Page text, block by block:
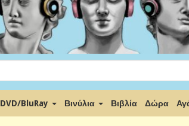
DVD/BluRay Βινύλια Βιβλία Δώρα